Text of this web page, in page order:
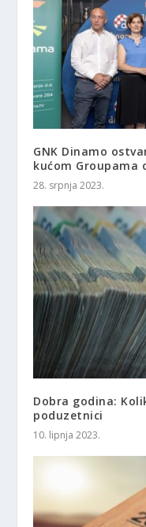
GNK Dinamo
kućom Groupama
28. srpnja 2023.
Dobra godina:
poduzetnici
10. lipnja 2023.